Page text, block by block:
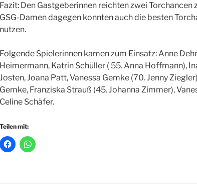
Fazit: Den Gastgeberinnen reichten zwei Torchancen
GSG-Damen dagegen konnten auch die besten
nutzen.
Folgende Spielerinnen kamen zum Einsatz: Anne
Heimermann, Katrin Schüller ( 55. Anna Hoffmann),
Josten, Joana Patt, Vanessa Gemke (70. Jenny
Gemke, Franziska Strauß (45. Johanna Zimmer),
Celine Schäfer.
Teilen mit: